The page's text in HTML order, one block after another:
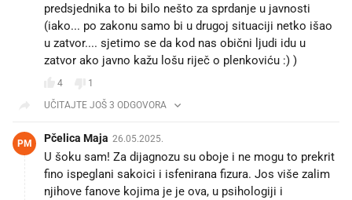
predsjednika to bi bilo nešto za sprdanje u javnosti
(iako... po zakonu samo bi u drugoj situaciji netko išao
u zatvor.... sjetimo se da kod nas obični ljudi idu u
zatvor ako javno kažu lošu riječ o plenkoviću :) )
4
1
UČITAJTE JOŠ 3 ODGOVORA
PM Pčelica Maja 26.05.2025.
U šoku sam! Za dijagnozu su oboje i ne mogu to prekrit
fino ispeglani sakoici i isfenirana fizura. Jos više zalim
njihove fanove kojima je je ova, u psihologiji i